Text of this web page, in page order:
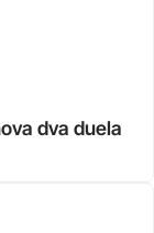
dva duela